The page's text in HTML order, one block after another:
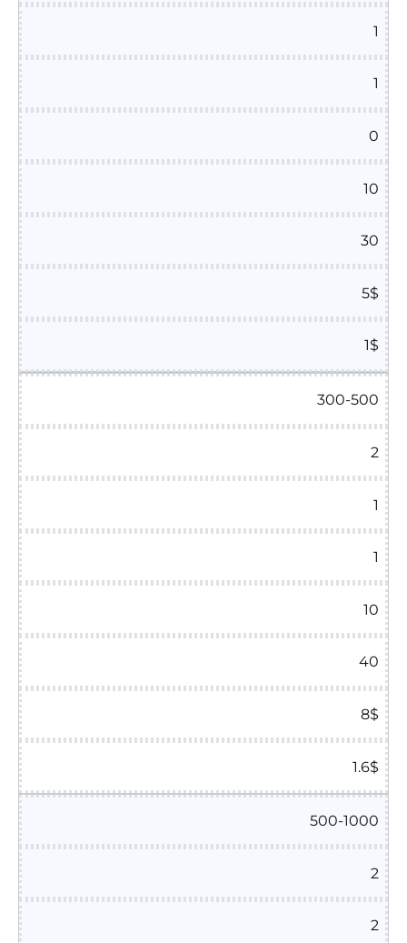
1
1
0
10
30
5$
1$
300-500
2
1
1
10
40
8$
1.6$
500-1000
2
2